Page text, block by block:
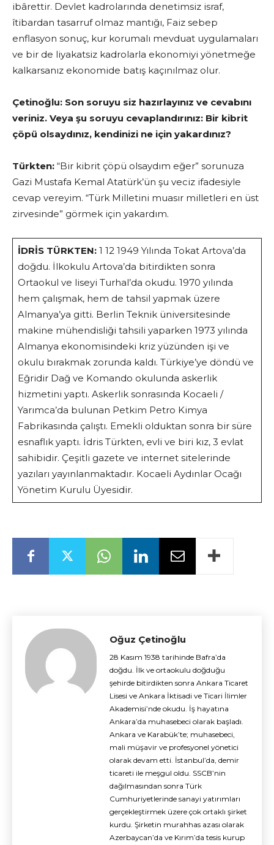
ibârettir. Devlet kadrolarında denetimsiz israf,
îtibardan tasarruf olmaz mantığı, Faiz sebep
enflasyon sonuç, kur korumalı mevduat uygulamaları
ve bir de liyakatsiz kadrolarla ekonomiyi yönetmeğe
kalkarsanız ekonomide batış kaçınılmaz olur.
Çetinoğlu: Son soruyu siz hazırlayınız ve cevabını
veriniz. Veya şu soruyu cevaplandırınız: Bir kibrit
çöpü olsaydınız, kendinizi ne için yakardınız?
Türkten: “Bir kibrit çöpü olsaydım eğer” sorunuza
Gazi Mustafa Kemal Atatürk’ün şu veciz ifadesiyle
cevap vereyim. “Türk Milletini muasır milletleri en üst
zirvesinde” görmek için yakardım.
İDRİS TÜRKTEN: 1 12 1949 Yılında Tokat Artova’da
doğdu. İlkokulu Artova’da bitirdikten sonra
Ortaokul ve liseyi Turhal’da okudu. 1970 yılında
hem çalışmak, hem de tahsil yapmak üzere
Almanya’ya gitti. Berlin Teknik üniversitesinde
makine mühendisliği tahsili yaparken 1973 yılında
Almanya ekonomisindeki kriz yüzünden işi ve
okulu bırakmak zorunda kaldı. Türkiye’ye döndü ve
Eğridir Dağ ve Komando okulunda askerlik
hizmetini yaptı. Askerlik sonrasında Kocaeli /
Yarımca’da bulunan Petkim Petro Kimya
Fabrikasında çalıştı. Emekli olduktan sonra bir süre
esnaflık yaptı. İdris Türkten, evli ve biri kız, 3 evlat
sahibidir. Çeşitli gazete ve internet sitelerinde
yazıları yayınlanmaktadır. Kocaeli Aydınlar Ocağı
Yönetim Kurulu Üyesidir.
Oğuz Çetinoğlu
28 Kasım 1938 tarihinde Bafra’da
doğdu. İlk ve ortaokulu doğduğu
şehirde bitirdikten sonra Ankara Ticaret
Lisesi ve Ankara İktisadi ve Ticari İlimler
Akademisi’nde okudu. İş hayatına
Ankara’da muhasebeci olarak başladı.
Ankara ve Karabük’te; muhasebeci,
mali müşavir ve profesyonel yönetici
olarak devam etti. İstanbul’da, demir
ticareti ile meşgul oldu. SSCB’nin
dağılmasından sonra Türk
Cumhuriyetlerinde sanayi yatırımları
gerçekleştirmek üzere çok ortaklı şirket
kurdu. Şirketin murahhas azası olarak
Azerbaycan’da ve Kırım’da tesis kurup